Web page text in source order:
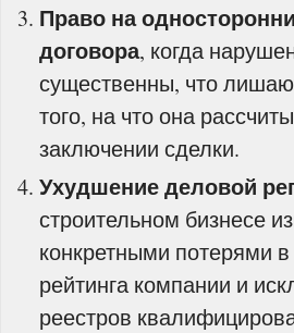
Право на
договора, когда
существенны, что
того, на что она
заключении сделки.
Ухудшение деловой
строительном бизнесе
конкретными потерями
рейтинга компании и
реестров